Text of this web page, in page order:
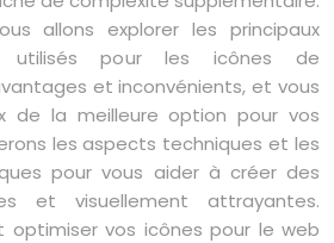
allons explorer les principaux
utilisés pour les icônes de
et inconvénients, et vous
de la meilleure option pour vos
les aspects techniques et les
pour vous aider à créer des
et visuellement attrayantes.
optimiser vos icônes pour le web